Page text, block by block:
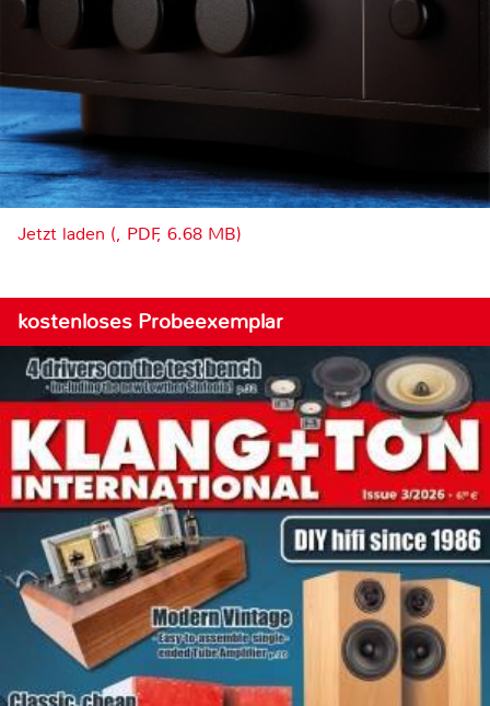
Jetzt laden (, PDF, 6.68 MB)
kostenloses Probeexemplar